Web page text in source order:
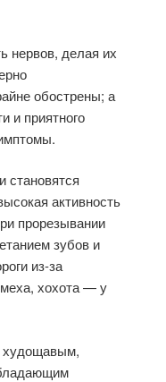
нервов, делая их
обострены; а
и приятного
становятся
активность
прорезывании
зубов и
из-за
хохота — у
худощавым,